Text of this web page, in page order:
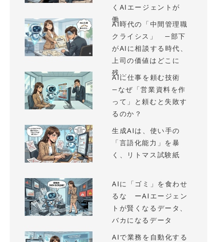
くAIエージェントが
働...
AI時代の「中間管理職
クライシス」 —部下
がAIに相談する時代、
上司の価値はどこに
残...
AIに仕事を頼む技術
—なぜ「営業資料を作
って」と頼むと失敗す
るのか？
生成AIは、使い手の
「言語化能力」を暴
く、リトマス試験紙
AIに「ゴミ」を食わせ
るな ーAIエージェン
トが賢くなるデータ、
バカになるデータ
AIで業務を自動化する